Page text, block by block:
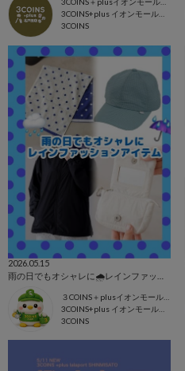
3COINS＋plusイオンモール北戸田店
3COINS+plus イオンモール北戸田店
3COINS
2026.05.15
３COINS＋plusイオンモール上尾
3COINS+plus イオンモール上尾店
3COINS